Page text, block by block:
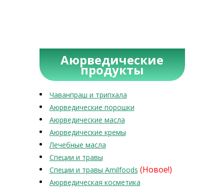
Аюрведические
продукты
Чаванпраш и трипхала
Аюрведические порошки
Аюрведические масла
Аюрведические кремы
Лечебные масла
Специи и травы
Специи и травы Amilfoods (Новое!)
Аюрведическая косметика